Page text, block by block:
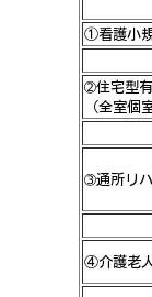
①看護小
➁住宅型
（全室個
➂通所リ
④介護老